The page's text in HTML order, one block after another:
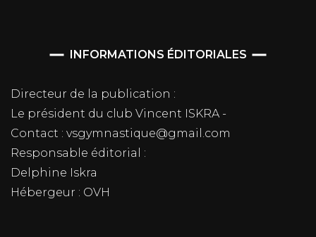
INFORMATIONS ÉDITORIALES
Directeur de la publication :
Le président du club Vincent ISKRA -
Contact : vsgymnastique@gmail.com
Responsable éditorial :
Delphine Iskra
Hébergeur : OVH